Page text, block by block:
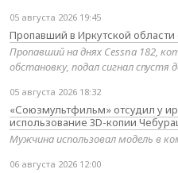
05 августа 2026 19:45
Пропавший в Иркутской
Пропавший на днях Cessna 182,
обстановку, подал сигнал спустя
05 августа 2026 18:32
«Союзмультфильм» отсудил у
использование 3D-копии
Мужчина использовал модель в
06 августа 2026 12:00